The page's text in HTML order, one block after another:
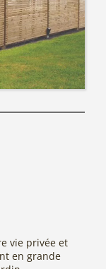
vie privée et
en grande